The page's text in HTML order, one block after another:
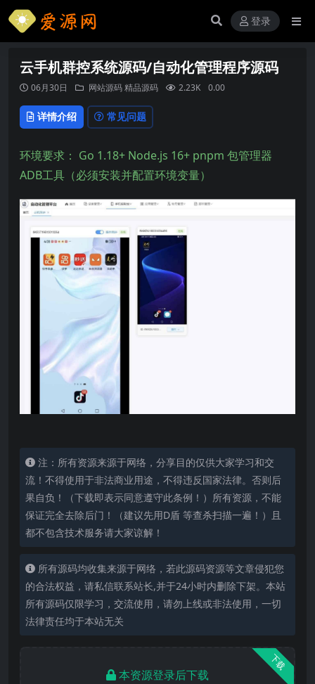
登录
云手机群控系统源码/自动化管理程序源码
06月30日 网站源码精品源码 2.23K 0.00
详情介绍 常见问题
环境要求： Go 1.18+ Node.js 16+ pnpm 包管理器
ADB工具（必须安装并配置环境变量）
注：所有资源来源于网络，分享目的仅供大家学习和交
流！不得使用于非法商业用途，不得违反国家法律。否则后
果自负！（下载即表示同意遵守此条例！）所有资源，不能
保证完全去除后门！（建议先用D盾 等查杀扫描一遍！）且
都不包含技术服务请大家谅解！
所有源码均收集来源于网络，若此源码资源等文章侵犯您
的合法权益，请私信联系站长,并于24小时内删除下架。本站
所有源码仅限学习，交流使用，请勿上线或非法使用，一切
法律责任均于本站无关
下载
本资源登录后下载